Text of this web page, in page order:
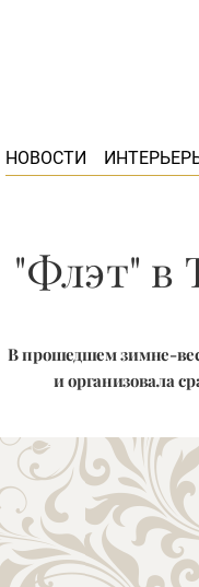
НОВОСТИ
"Флэт" в
В прошедшем зимне-
и организовала